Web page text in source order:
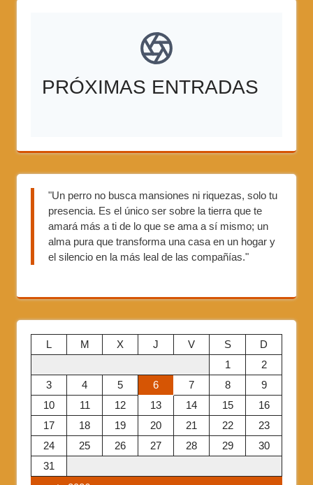
PRÓXIMAS ENTRADAS
"Un perro no busca mansiones ni riquezas, solo tu
presencia. Es el único ser sobre la tierra que te
amará más a ti de lo que se ama a sí mismo; un
alma pura que transforma una casa en un hogar y
el silencio en la más leal de las compañías."
L M X J V S
D
1
2
3
4 5 6 7 8
9
10
11 12 13 14 15
16
17
18 19 20 21 22
23
24
25 26 27 28 29
30
31